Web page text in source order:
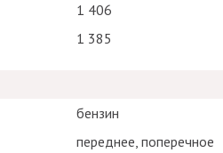
1 406
1 385
бензин
переднее, поперечное